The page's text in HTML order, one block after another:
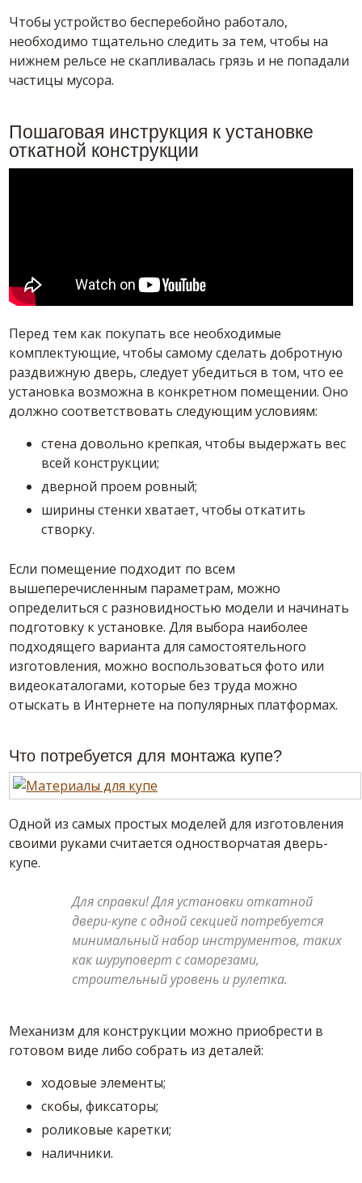
Чтобы устройство бесперебойно работало,
необходимо тщательно следить за тем, чтобы на
нижнем рельсе не скапливалась грязь и не попадали
частицы мусора.
Пошаговая инструкция к установке
откатной конструкции
Перед тем как покупать все необходимые
комплектующие, чтобы самому сделать добротную
раздвижную дверь, следует убедиться в том, что ее
установка возможна в конкретном помещении. Оно
должно соответствовать следующим условиям:
стена довольно крепкая, чтобы выдержать вес
всей конструкции;
дверной проем ровный;
ширины стенки хватает, чтобы откатить
створку.
Если помещение подходит по всем
вышеперечисленным параметрам, можно
определиться с разновидностью модели и начинать
подготовку к установке. Для выбора наиболее
подходящего варианта для самостоятельного
изготовления, можно воспользоваться фото или
видеокаталогами, которые без труда можно
отыскать в Интернете на популярных платформах.
Что потребуется для монтажа купе?
Одной из самых простых моделей для изготовления
своими руками считается одностворчатая дверь-
купе.
Для справки! Для установки откатной
двери-купе с одной секцией потребуется
минимальный набор инструментов, таких
как шуруповерт с саморезами,
строительный уровень и рулетка.
Механизм для конструкции можно приобрести в
готовом виде либо собрать из деталей:
ходовые элементы;
скобы, фиксаторы;
роликовые каретки;
наличники.